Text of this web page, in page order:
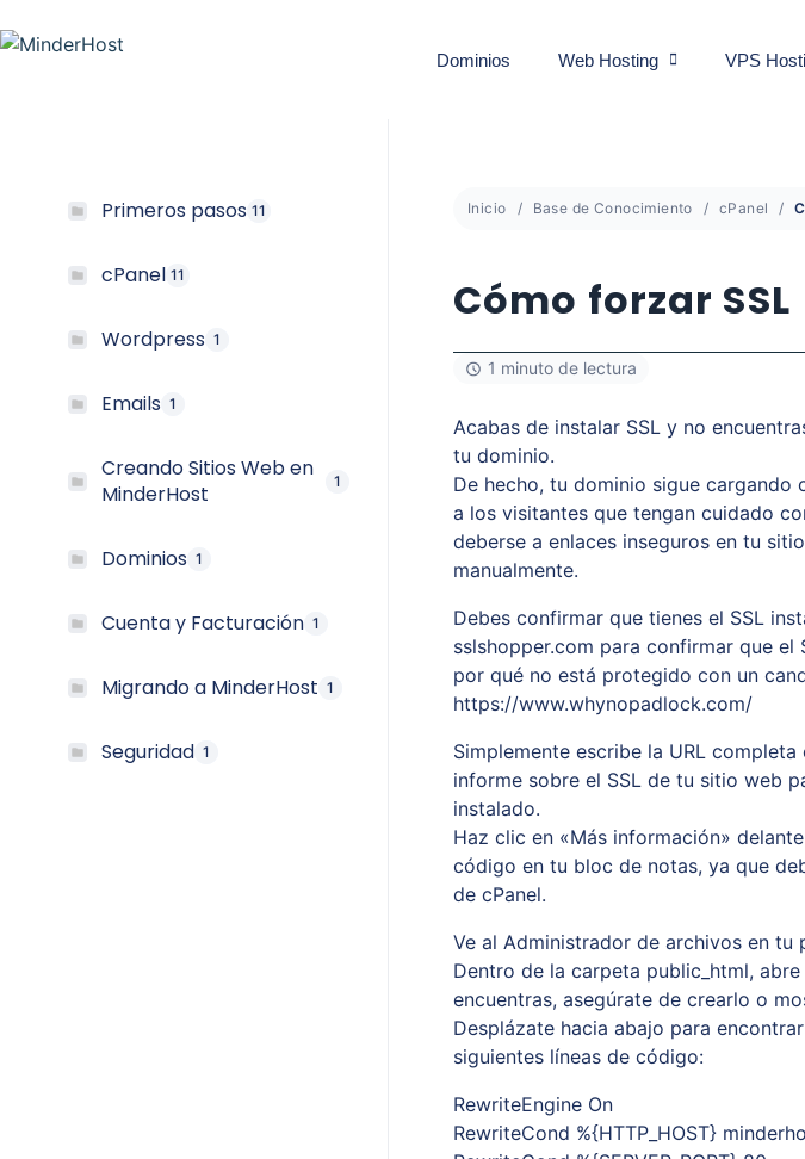
Dominios Web Hosting VPS
Primeros pasos 11
cPanel 11
Wordpress 1
Emails 1
Creando Sitios Web en
MinderHost
1
Dominios 1
Cuenta y Facturación 1
Migrando a MinderHost 1
Seguridad 1
Inicio Base de Conocimiento cPanel
Cómo forzar SSL
1 minuto de lectura
Acabas de instalar SSL y no
tu dominio.
De hecho, tu dominio sigue cargando
a los visitantes que tengan cuidado
deberse a enlaces inseguros en tu
manualmente.
Debes confirmar que tienes el SSL
sslshopper.com para confirmar que
por qué no está protegido con un
https://www.whynopadlock.com/
Simplemente escribe la URL
informe sobre el SSL de tu sitio web
instalado.
Haz clic en «Más información»
código en tu bloc de notas, ya que
de cPanel.
Ve al Administrador de archivos en tu
Dentro de la carpeta public_html,
encuentras, asegúrate de crearlo o
Desplázate hacia abajo para
siguientes líneas de código:
RewriteEngine On
RewriteCond %{HTTP_HOST}